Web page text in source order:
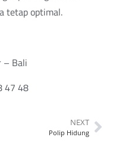
tetap optimal.
– Bali
47 48
NEXT
Polip Hidung